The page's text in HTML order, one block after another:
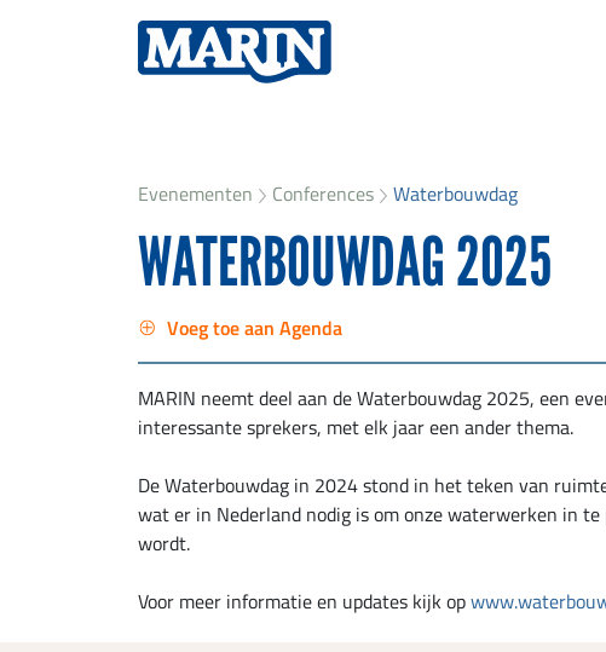
Evenementen Conferences Waterbouwdag
WATERBOUWDAG 2025
Voeg toe aan Agenda
MARIN neemt deel aan de Waterbouwdag 2025, een
interessante sprekers, met elk jaar een ander thema.
De Waterbouwdag in 2024 stond in het teken van
wat er in Nederland nodig is om onze waterwerken in
wordt.
Voor meer informatie en updates kijk op